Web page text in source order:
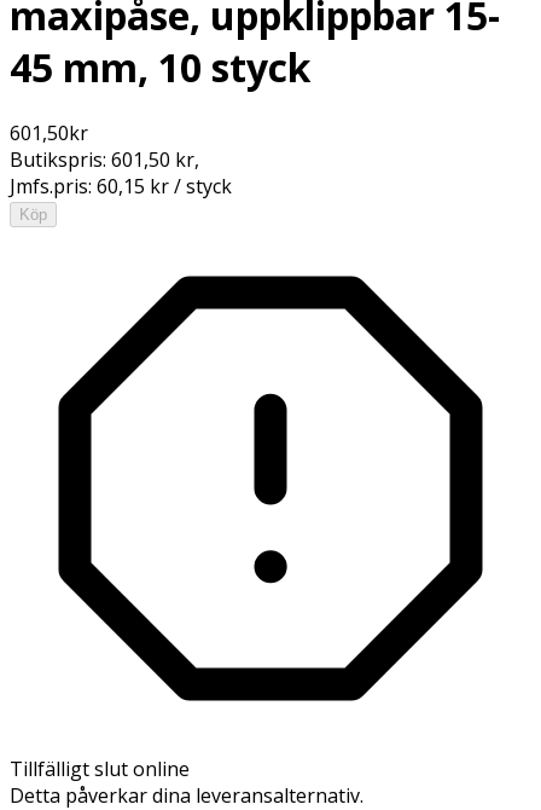
maxipåse, uppklippbar 15-
45 mm, 10 styck
601,50kr
Butikspris: 601,50 kr,
Jmfs.pris: 60,15 kr / styck
Köp
Tillfälligt slut online
Detta påverkar dina leveransalternativ.